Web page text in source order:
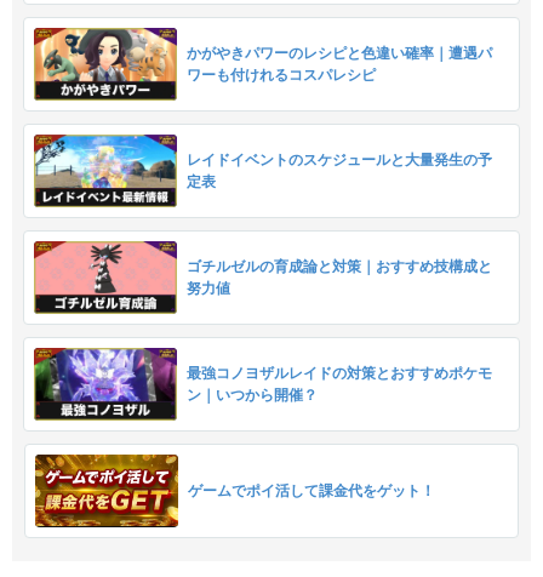
かがやきパワーのレシピと色違い確率｜遭遇パ
ワーも付けれるコスパレシピ
レイドイベントのスケジュールと大量発生の予
定表
ゴチルゼルの育成論と対策｜おすすめ技構成と
努力値
最強コノヨザルレイドの対策とおすすめポケモ
ン｜いつから開催？
ゲームでポイ活して課金代をゲット！